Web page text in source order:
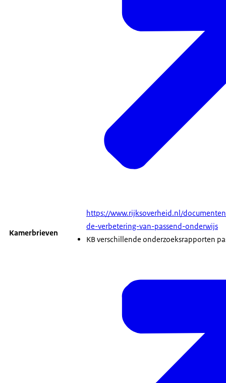
Kamerbrieven
https://www.rijksoverheid.nl/
de-verbetering-van-passend-onderwijs
KB verschillende onderzoeksrapporten